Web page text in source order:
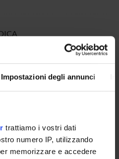
Impostazioni degli annunci
trattiamo i vostri dati
numero IP, utilizzando
memorizzare e accedere